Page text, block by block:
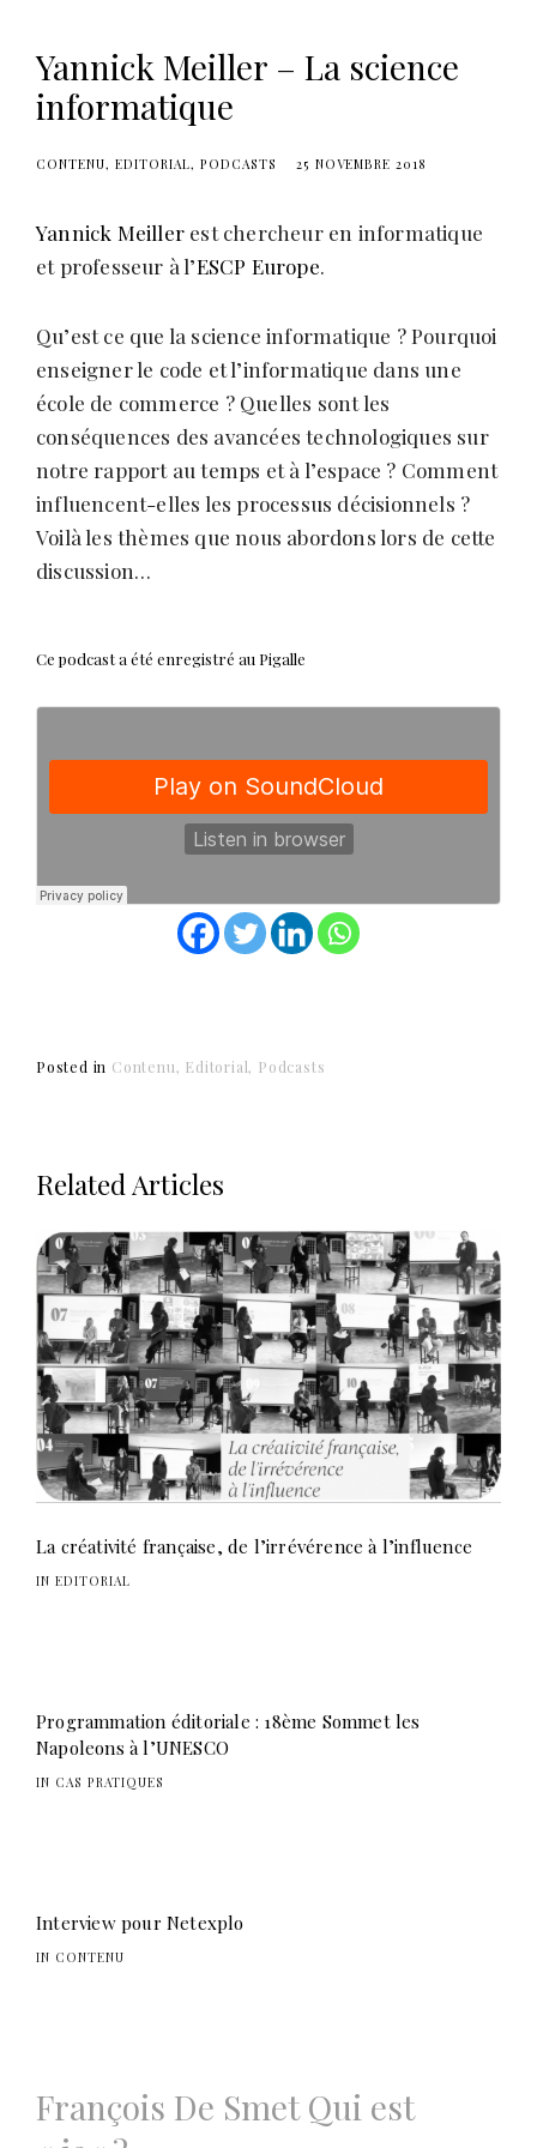
Yannick Meiller – La science
informatique
CONTENU EDITORIAL PODCASTS 25 NOVEMBRE 2018
Yannick Meiller est chercheur en informatique
et professeur à l’ESCP Europe.
Qu’est ce que la science informatique ? Pourquoi
enseigner le code et l’informatique dans une
école de commerce ? Quelles sont les
conséquences des avancées technologiques sur
notre rapport au temps et à l’espace ? Comment
influencent-elles les processus décisionnels ?
Voilà les thèmes que nous abordons lors de cette
discussion…
Ce podcast a été enregistré au Pigalle
Posted in Contenu Editorial Podcasts
Related Articles
La créativité française, de l’irrévérence à l’influence
IN EDITORIAL
Programmation éditoriale : 18ème Sommet les
Napoleons à l’UNESCO
IN CAS PRATIQUES
Interview pour Netexplo
IN CONTENU
Navigation
François De Smet Qui est